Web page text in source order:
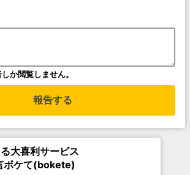
か閲覧しません。
報告する
大喜利サービス
ボケて(bokete)